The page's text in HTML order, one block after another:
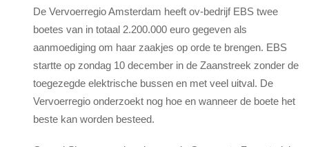
De Vervoerregio Amsterdam heeft ov-bedrijf EBS twee
boetes van in totaal 2.200.000 euro gegeven als
aanmoediging om haar zaakjes op orde te brengen. EBS
startte op zondag 10 december in de Zaanstreek zonder de
toegezegde elektrische bussen en met veel uitval. De
Vervoerregio onderzoekt nog hoe en wanneer de boete het
beste kan worden besteed.